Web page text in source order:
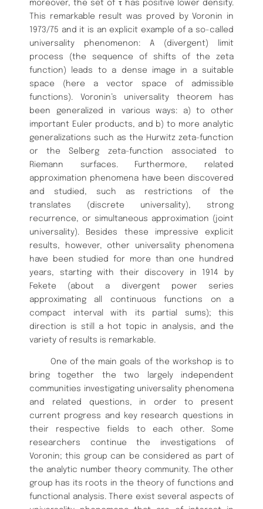
moreover, the set of τ has positive lower density.
This remarkable result was proved by Voronin in
1973/75 and it is an explicit example of a so-called
universality phenomenon: A (divergent) limit
process (the sequence of shifts of the zeta
function) leads to a dense image in a suitable
space (here a vector space of admissible
functions). Voronin’s universality theorem has
been generalized in various ways: a) to other
important Euler products, and b) to more analytic
generalizations such as the Hurwitz zeta-function
or the Selberg zeta-function associated to
Riemann surfaces. Furthermore, related
approximation phenomena have been discovered
and studied, such as restrictions of the
translates (discrete universality), strong
recurrence, or simultaneous approximation (joint
universality). Besides these impressive explicit
results, however, other universality phenomena
have been studied for more than one hundred
years, starting with their discovery in 1914 by
Fekete (about a divergent power series
approximating all continuous functions on a
compact interval with its partial sums); this
direction is still a hot topic in analysis, and the
variety of results is remarkable.
One of the main goals of the workshop is to
bring together the two largely independent
communities investigating universality phenomena
and related questions, in order to present
current progress and key research questions in
their respective fields to each other. Some
researchers continue the investigations of
Voronin; this group can be considered as part of
the analytic number theory community. The other
group has its roots in the theory of functions and
functional analysis. There exist several aspects of